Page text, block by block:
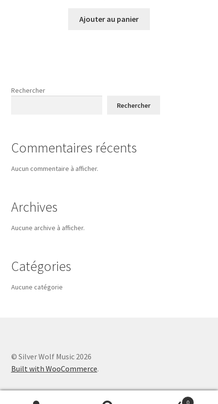
Ajouter au panier
Rechercher
Rechercher
Commentaires récents
Aucun commentaire à afficher.
Archives
Aucune archive à afficher.
Catégories
Aucune catégorie
© Silver Wolf Music 2026
Built with WooCommerce.
0